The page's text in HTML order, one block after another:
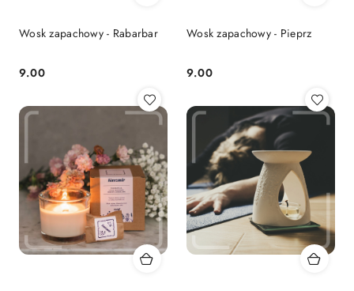
Wosk zapachowy - Rabarbar
Cena:
9.00
Wosk zapachowy - Pieprz
Cena:
9.00